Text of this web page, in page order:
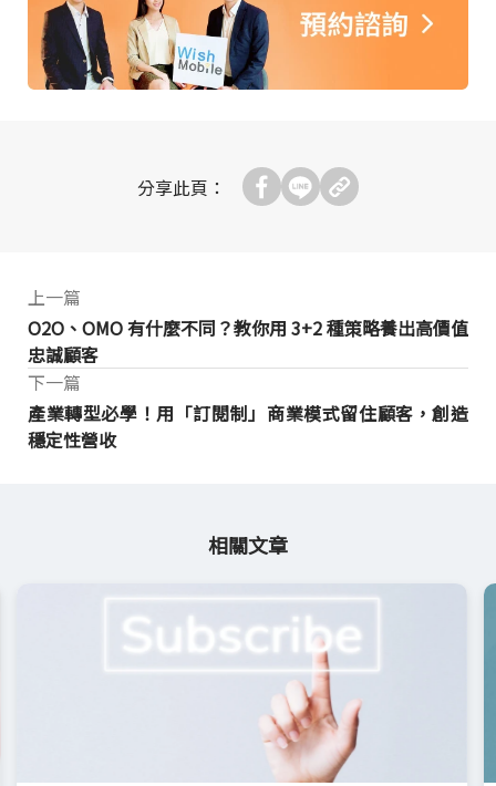
分享此頁：
上一篇
O2O、OMO 有什麼不同？教你用 3+2 種策略養出高價值
忠誠顧客
產業轉型必學！用「訂閱制」商業模式留住顧客，創造
穩定性營收
下一篇
相關文章